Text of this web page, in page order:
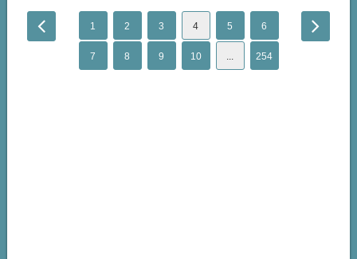
1 2 3 4 5 6
7 8 9 10 ... 254